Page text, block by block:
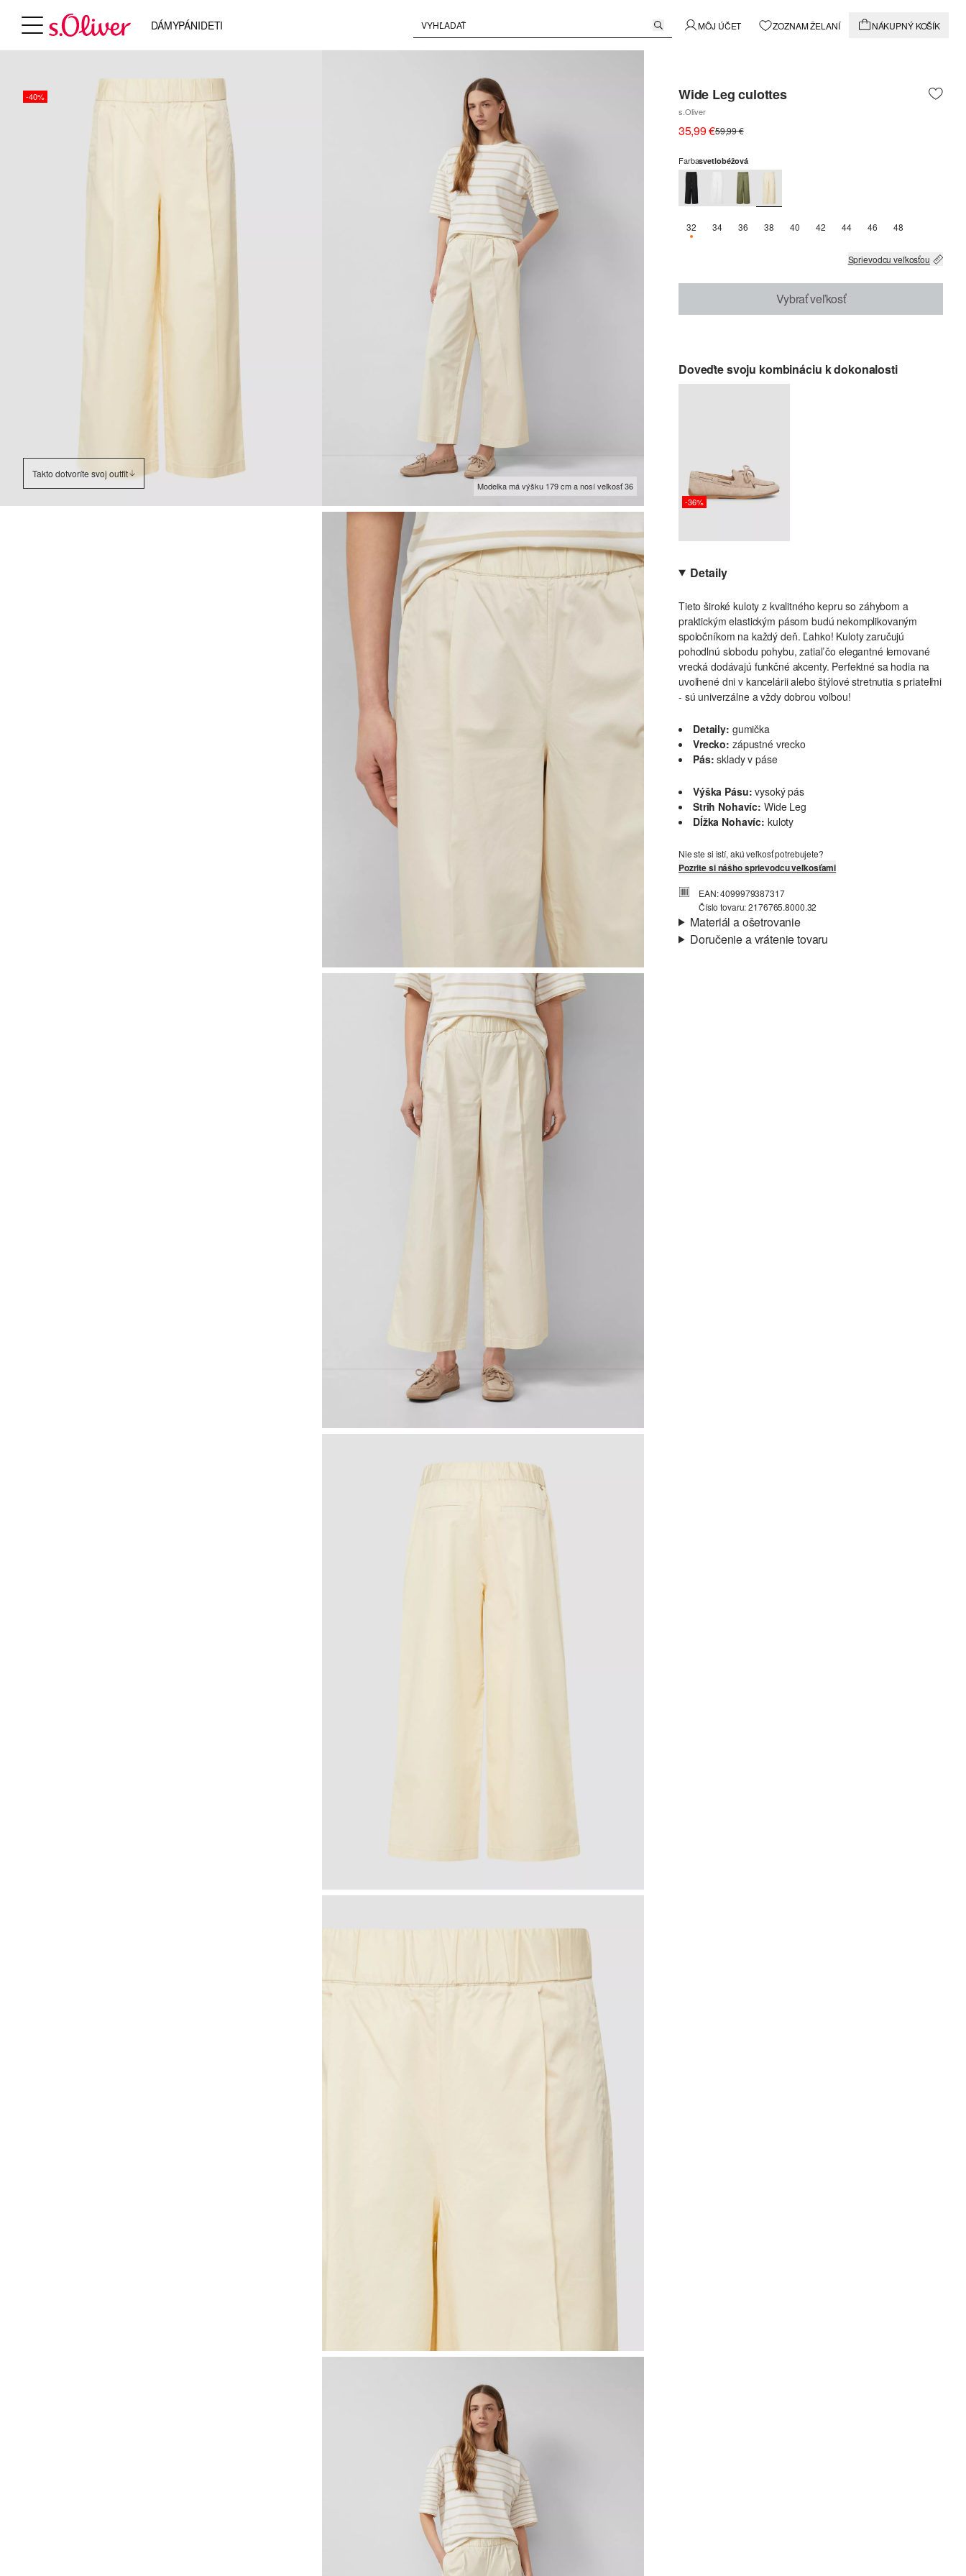
DÁMYPÁNIDETI MÔJ ÚČET ZOZNAM ŽELANÍ NÁKUPNÝ KOŠÍK
-40%
Takto dotvoríte svoj outfit
Modelka má výšku 179 cm a nosí veľkosť 36
Wide Leg culottes
s.Oliver
35,99 €59,99 €
Farbasvetlobéžová
32K DISPOZÍCII IBA 1
34 36 38 40 42 44 46 48
Sprievodcu veľkosťou
Vybrať veľkosť
Doveďte svoju kombináciu k dokonalosti
-36%
Detaily
Tieto široké kuloty z kvalitného kepru so záhybom a
praktickým elastickým pásom budú nekomplikovaným
spoločníkom na každý deň. Ľahko! Kuloty zaručujú
pohodlnú slobodu pohybu, zatiaľ čo elegantné lemované
vrecká dodávajú funkčné akcenty. Perfektné sa hodia na
uvoľnené dni v kancelárii alebo štýlové stretnutia s priateľmi
- sú univerzálne a vždy dobrou voľbou!
Detaily: gumička
Vrecko: zápustné vrecko
Pás: sklady v páse
Výška Pásu: vysoký pás
Strih Nohavíc: Wide Leg
Dĺžka Nohavíc: kuloty
Nie ste si istí, akú veľkosť potrebujete?
Pozrite si nášho sprievodcu veľkosťami
EAN: 4099979387317
Číslo tovaru: 2176765.8000.32
Materiál a ošetrovanie
Doručenie a vrátenie tovaru